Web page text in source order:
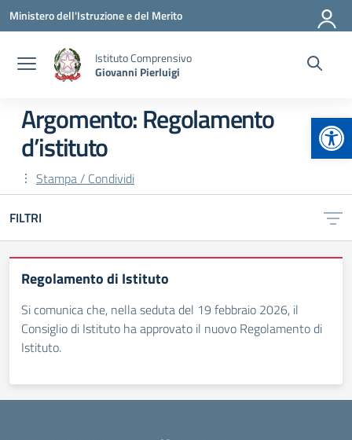
Vai ai contenuti
Vai al menu di navigazione
Vai al footer
Ministero dell'Istruzione e del Merito
Istituto Comprensivo
Giovanni Pierluigi
Argomento: Regolamento
d’istituto
Stampa / Condividi
FILTRI
Regolamento di Istituto
Si comunica che, nella seduta del 19 febbraio 2026, il
Consiglio di Istituto ha approvato il nuovo Regolamento di
Istituto.